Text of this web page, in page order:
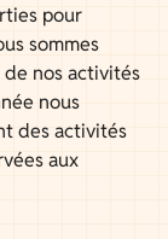
pour
sommes
nos activités
nous
des activités
aux